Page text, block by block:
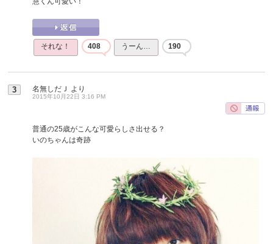
それな！ 408 うーん… 190
3 名無しだＪ より
2015年10月22日 3:16 PM
普通の25歳がこんな可愛らしさ出せる？
いのちゃんは奇跡